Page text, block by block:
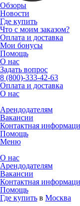
Обзоры
Новости
Где купить
Что с моим заказом?
Оплата и доставка
Мои бонусы
Помощь
О нас
Задать вопрос
8 (800)-333-42-63
Оплата и доставка
О нас
Арендодателям
Вакансии
Контактная
Помощь
Меню
О нас
Арендодателям
Вакансии
Контактная
Помощь
Где купить в Москва